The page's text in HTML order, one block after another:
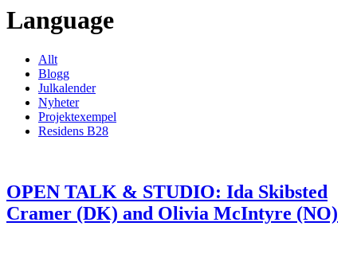
Language
Allt
Blogg
Julkalender
Nyheter
Projektexempel
Residens B28
OPEN TALK & STUDIO: Ida Skibsted
Cramer (DK) and Olivia McIntyre (NO)